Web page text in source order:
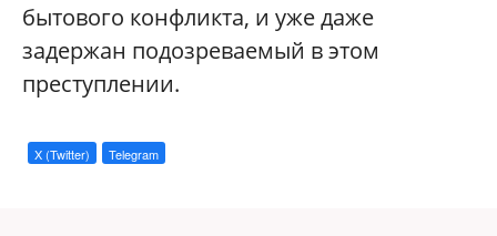
бытового конфликта, и уже даже
задержан подозреваемый в этом
преступлении.
X (Twitter) Telegram